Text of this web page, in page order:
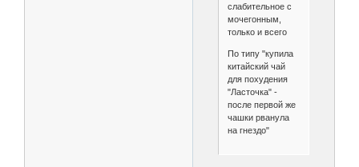
слабительное с
мочегонным,
только и всего
По типу "купила
китайский чай
для похудения
"Ласточка" -
после первой же
чашки рванула
на гнездо"